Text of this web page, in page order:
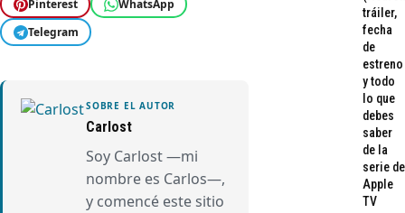
Pinterest
WhatsApp
Telegram
SOBRE EL AUTOR
Carlost
Soy Carlost —mi
nombre es Carlos—,
y comencé este sitio
tráiler,
fecha
de
estreno
y todo
lo que
debes
saber
de la
serie de
Apple
TV